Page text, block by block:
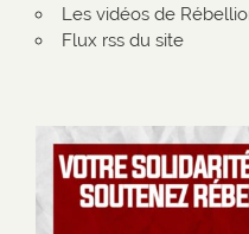
Les vidéos de
Flux rss du site